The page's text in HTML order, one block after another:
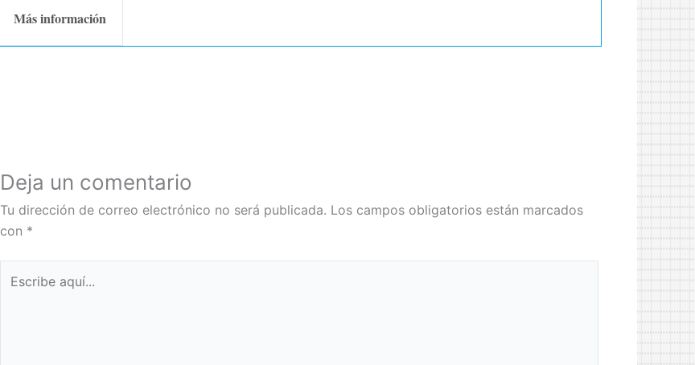
Más información
Deja un comentario
Tu dirección de correo electrónico no será publicada. Los campos obligatorios están marcados
con *
aquí...